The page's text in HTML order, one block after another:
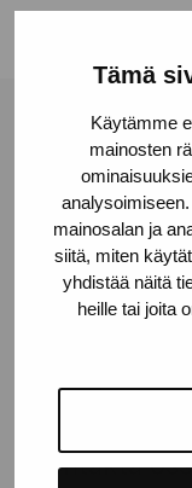
Tämä
Käytämme
mainosten
mainosalan ja
siitä, miten
yhdistää näitä
heille tai joita
Gustav Wasas
10600 Ekenäs
+358 (0)50 371
Kontakta oss